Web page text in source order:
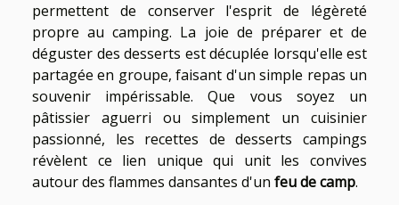
permettent de conserver l'esprit de légèreté
propre au camping. La joie de préparer et de
déguster des desserts est décuplée lorsqu'elle est
partagée en groupe, faisant d'un simple repas un
souvenir impérissable. Que vous soyez un
pâtissier aguerri ou simplement un cuisinier
passionné, les recettes de desserts campings
révèlent ce lien unique qui unit les convives
autour des flammes dansantes d'un feu de camp.